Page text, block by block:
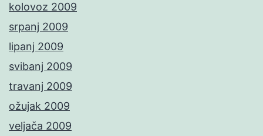
kolovoz 2009
srpanj 2009
lipanj 2009
svibanj 2009
travanj 2009
ožujak 2009
veljača 2009